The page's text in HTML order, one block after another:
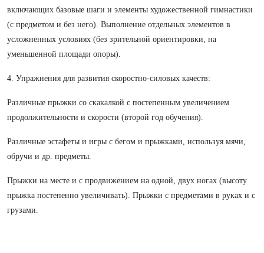
включающих базовые шаги и элементы художественной гимнастики
(с предметом и без него). Выполнение отдельных элементов в
усложненных условиях (без зрительной ориентировки, на
уменьшенной площади опоры).
4. Упражнения для развития скоростно-силовых качеств:
Различные прыжки со скакалкой с постепенным увеличением
продолжительности и скорости (второй год обучения).
Различные эстафеты и игры с бегом и прыжками, используя мячи,
обручи и др. предметы.
Прыжки на месте и с продвижением на одной, двух ногах (высоту
прыжка постепенно увеличивать). Прыжки с предметами в руках и с
грузами.